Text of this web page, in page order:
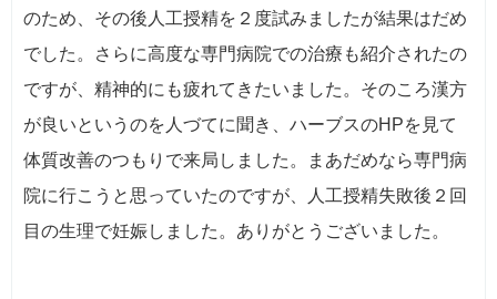
のため、その後人工授精を２度試みましたが結果はだめ
でした。さらに高度な専門病院での治療も紹介されたの
ですが、精神的にも疲れてきたいました。そのころ漢方
が良いというのを人づてに聞き、ハーブスのHPを見て
体質改善のつもりで来局しました。まあだめなら専門病
院に行こうと思っていたのですが、人工授精失敗後２回
目の生理で妊娠しました。ありがとうございました。